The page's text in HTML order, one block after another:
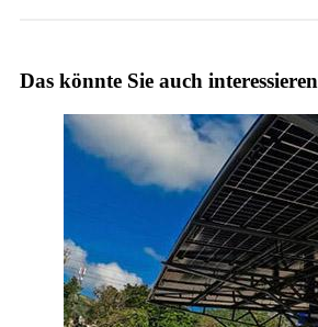
Das könnte Sie auch interessieren